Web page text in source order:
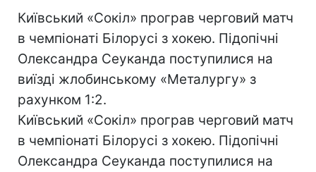
Київський «Сокіл» програв черговий матч
в чемпіонаті Білорусі з хокею. Підопічні
Олександра Сеуканда поступилися на
виїзді жлобинському «Металургу» з
рахунком 1:2.
Київський «Сокіл» програв черговий матч
в чемпіонаті Білорусі з хокею. Підопічні
Олександра Сеуканда поступилися на